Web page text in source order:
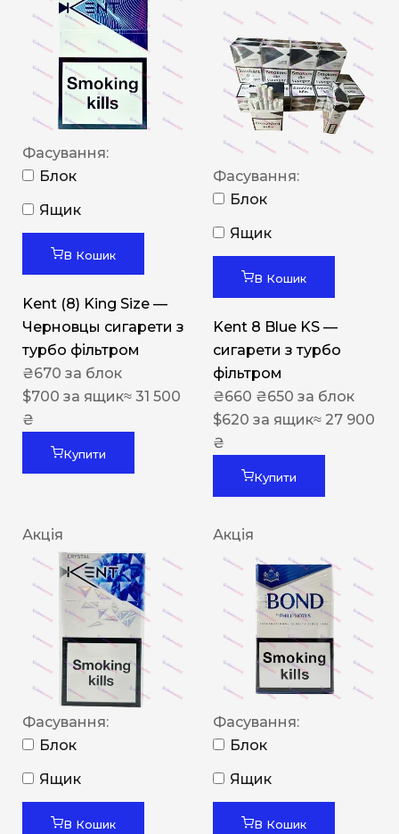
Фасування:
Блок
Ящик
В Кошик
Kent (8) King Size —
Черновцы сигарети з
турбо фільтром
₴670 за блок
$700 за ящик≈ 31 500
₴
Купити
Фасування:
Блок
Ящик
В Кошик
Kent 8 Blue KS —
сигарети з турбо
фільтром
₴660 ₴650 за блок
$620 за ящик≈ 27 900
₴
Купити
Акція
Фасування:
Блок
Ящик
В Кошик
Акція
Фасування:
Блок
Ящик
В Кошик